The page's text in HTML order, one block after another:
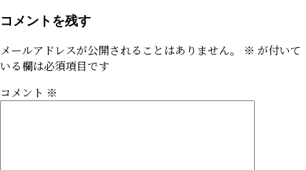
コメントを残す
メールアドレスが公開されることはありません。 ※ が付いて
いる欄は必須項目です
コメント ※